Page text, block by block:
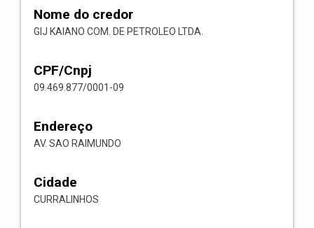
Nome do credor
GIJ KAIANO COM. DE PETROLEO LTDA.
CPF/Cnpj
09.469.877/0001-09
Endereço
AV. SAO RAIMUNDO
Cidade
CURRALINHOS